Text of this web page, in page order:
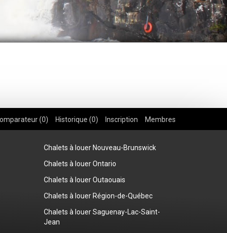
(0) Historique (0) Inscription Membres
Chalets à louer Nouveau-Brunswick
Chalets à louer Ontario
Chalets à louer Outaouais
Chalets à louer Région-de-Québec
Chalets à louer Saguenay-Lac-Saint-
Jean